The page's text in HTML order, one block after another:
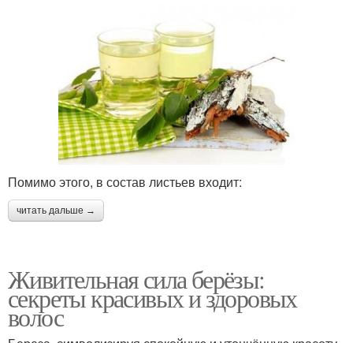
Помимо этого, в состав листьев входит:
читать дальше →
Живительная сила берёзы:
секреты красивых и здоровых
волос